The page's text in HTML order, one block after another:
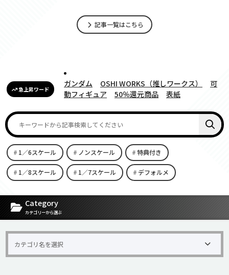
記事一覧はこちら
急上昇ワード
ガンダム OSHI WORKS（推しワークス）
可
動フィギュア
50％還元商品 表紙
1／6スケール ノンスケール 特典付き
1／8スケール 1／7スケール デフォルメ
[carousel-horizontal-posts-content-slider id=9342]
Category
カテゴリーから選ぶ